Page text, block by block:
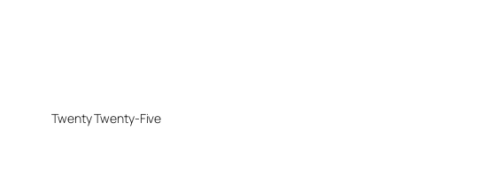
Twenty Twenty-Five